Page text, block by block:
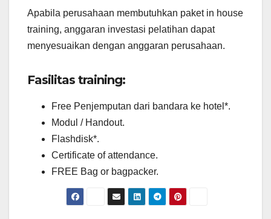
Apabila perusahaan membutuhkan paket in house
training, anggaran investasi pelatihan dapat
menyesuaikan dengan anggaran perusahaan.
Fasilitas training:
Free Penjemputan dari bandara ke hotel*.
Modul / Handout.
Flashdisk*.
Certificate of attendance.
FREE Bag or bagpacker.